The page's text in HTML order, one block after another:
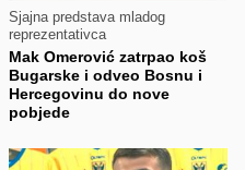
Sjajna predstava mladog
reprezentativca
Mak Omerović zatrpao koš
Bugarske i odveo Bosnu i
Hercegovinu do nove
pobjede